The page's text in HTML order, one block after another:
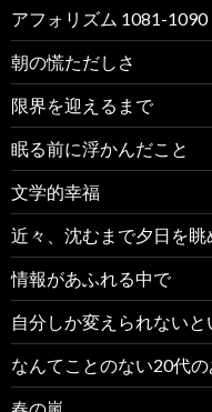
アフォリズム 1081-1090
朝の慌ただしさ
限界を迎えるまで
眠る前に浮かんだこと
文学的幸福
近々、沈むまで夕日を眺
情報があふれる中で
自分しか変えられない
なんてことのない20代